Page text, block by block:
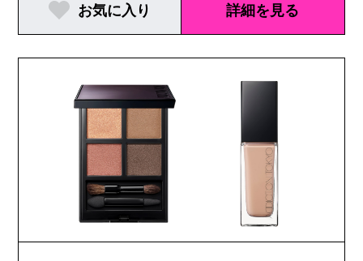
お気に入り 詳細を見る